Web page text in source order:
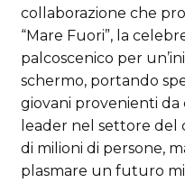
collaborazione che
“Mare Fuori”, la
palcoscenico per
schermo, portando
giovani provenienti da
leader nel settore del
di milioni di persone,
plasmare un futuro